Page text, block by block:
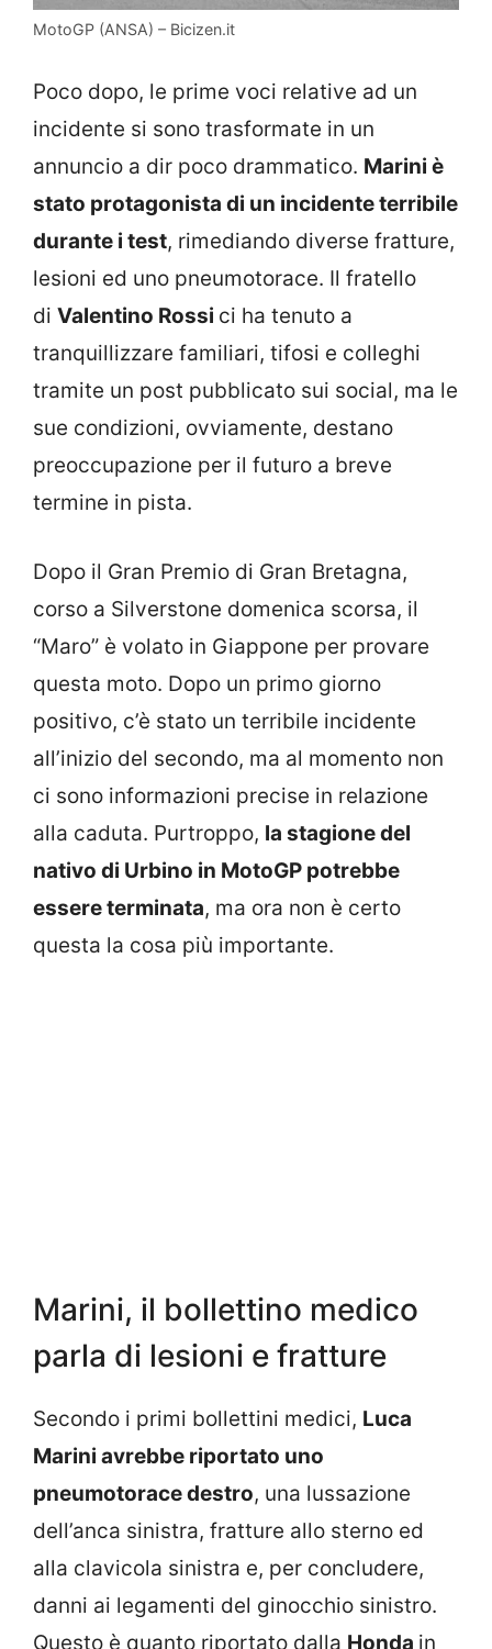
MotoGP (ANSA) – Bicizen.it
Poco dopo, le prime voci relative ad un
incidente si sono trasformate in un
annuncio a dir poco drammatico. Marini è
stato protagonista di un incidente terribile
durante i test, rimediando diverse fratture,
lesioni ed uno pneumotorace. Il fratello
di Valentino Rossi ci ha tenuto a
tranquillizzare familiari, tifosi e colleghi
tramite un post pubblicato sui social, ma le
sue condizioni, ovviamente, destano
preoccupazione per il futuro a breve
termine in pista.
Dopo il Gran Premio di Gran Bretagna,
corso a Silverstone domenica scorsa, il
“Maro” è volato in Giappone per provare
questa moto. Dopo un primo giorno
positivo, c’è stato un terribile incidente
all’inizio del secondo, ma al momento non
ci sono informazioni precise in relazione
alla caduta. Purtroppo, la stagione del
nativo di Urbino in MotoGP potrebbe
essere terminata, ma ora non è certo
questa la cosa più importante.
Marini, il bollettino medico
parla di lesioni e fratture
Secondo i primi bollettini medici, Luca
Marini avrebbe riportato uno
pneumotorace destro, una lussazione
dell’anca sinistra, fratture allo sterno ed
alla clavicola sinistra e, per concludere,
danni ai legamenti del ginocchio sinistro.
Questo è quanto riportato dalla Honda in